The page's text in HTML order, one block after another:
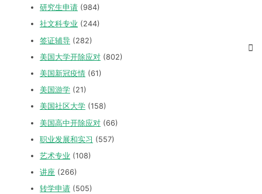
研究生申请 (984)
社文科专业 (244)
签证辅导 (282)
美国大学开除应对 (802)
美国新冠疫情 (61)
美国游学 (21)
美国社区大学 (158)
美国高中开除应对 (66)
职业发展和实习 (557)
艺术专业 (108)
讲座 (266)
转学申请 (505)